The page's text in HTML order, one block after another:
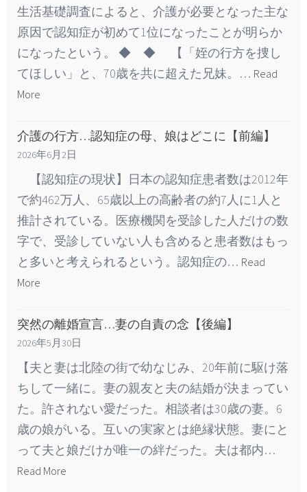
生活基礎調査によると、介護が必要となった主な
原因で認知症が初めて1位になったことが明らか
になったという。 ◆ ◆ 【「姪の行方を捜し
てほしい」と、70歳を共に超えた兄妹。… Read
More
介護の行方…認知症の母、娘はどこに【前編】
2026年6月2日
【認知症の現状】日本の認知症患者数は2012年
で約462万人、65歳以上の高齢者の約7人に1人と
推計されている。医療機関を受診した人だけの数
字で、受診していない人も含めると患者数はもっ
と多いと考えられるという。認知症の… Read
More
突然の離婚宣言…妻の自責の念【後編】
2026年5月30日
【夫と妻は北陸の街で幼なじみ、20年前に駆け落
ちして一緒に。妻の親友と夫の結婚が決まってい
た。許されない愛だった。相談者は30歳の妻。6
歳の娘がいる。互いの実家とは絶縁状態。妻にと
って夫と娘だけが唯一の絆だった。夫は都内…
Read More